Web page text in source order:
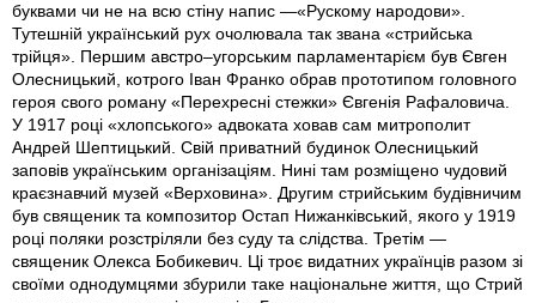
буквами чи не на всю стіну напис —«Рускому народови».
Тутешній український рух очолювала так звана «стрийська
трійця». Першим австро–угорським парламентарієм був Євген
Олесницький, котрого Іван Франко обрав прототипом головного
героя свого роману «Перехресні стежки» Євгенія Рафаловича.
У 1917 році «хлопського» адвоката ховав сам митрополит
Андрей Шептицький. Свій приватний будинок Олесницький
заповів українським організаціям. Нині там розміщено чудовий
краєзнавчий музей «Верховина». Другим стрийським будівничим
був священик та композитор Остап Нижанківський, якого у 1919
році поляки розстріляли без суду та слідства. Третім —
священик Олекса Бобикевич. Ці троє видатних українців разом зі
своїми однодумцями збурили таке національне життя, що Стрий